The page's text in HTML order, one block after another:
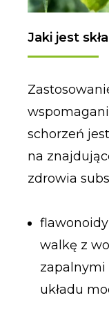
Jaki jest
schorzeń
na
zdrowia
walkę z
zapalnymi
układu